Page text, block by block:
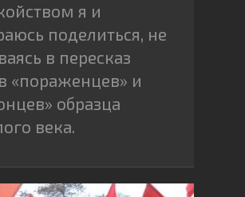
я и
поделиться, не
в пересказ
«пораженцев» и
образца
века.